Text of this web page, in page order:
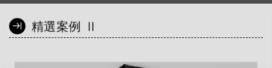
精選案例 Ⅱ